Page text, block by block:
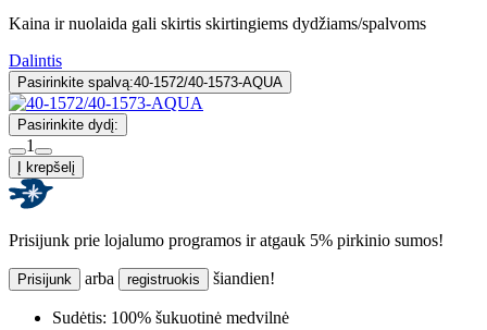
Kaina ir nuolaida gali skirtis skirtingiems dydžiams/spalvoms
Dalintis
Pasirinkite spalvą:40-1572/40-1573-AQUA
Pasirinkite dydį:
1
Į krepšelį
Prisijunk prie lojalumo programos ir atgauk 5% pirkinio sumos!
Prisijunk arba registruokis šiandien!
Sudėtis: 100% šukuotinė medvilnė